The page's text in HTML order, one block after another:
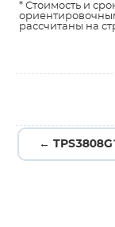
* Стоимость и
рассчитаны на